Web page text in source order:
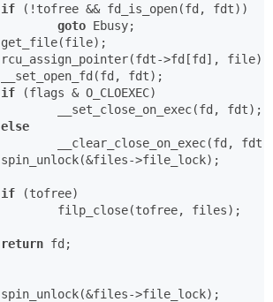
if (!tofree &&
goto Ebusy;
	get_file(file);
	rcu_assign_pointer(fdt->fd[fd], file);
	__set_open_fd(fd, fdt);
if (flags & O_CLOEXEC)
		__set_close_on_exec(fd, fdt);
else
__clear_close_on_exec(fd,
spin_unlock(&files-
if (tofree)
		filp_close(tofree, files);
return fd;
spin_unlock(&files-